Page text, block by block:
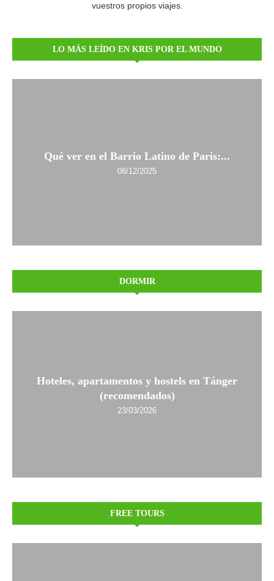
vuestros propios viajes.
LO MÁS LEÍDO EN KRIS POR EL MUNDO
Qué ver en el Barrio Latino de París:...
08/12/2025
DORMIR
Hoteles, apartamentos y hostels en Tánger
(recomendados)
23/03/2026
FREE TOURS